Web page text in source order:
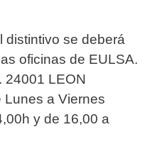
distintivo se deberá
oficinas de EULSA.
24001 LEON
Lunes a Viernes
y de 16,00 a